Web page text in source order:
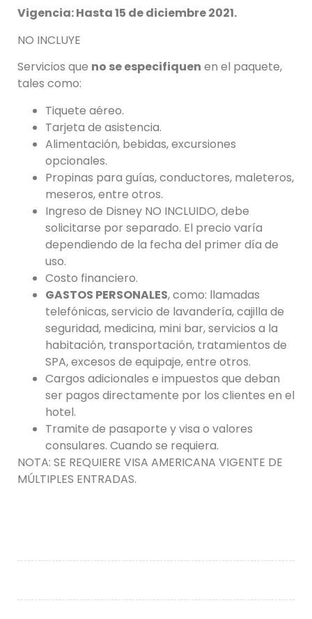
Vigencia: Hasta 15 de diciembre 2021.
NO INCLUYE
Servicios que no se especifiquen en el paquete,
tales como:
Tiquete aéreo.
Tarjeta de asistencia.
Alimentación, bebidas, excursiones
opcionales.
Propinas para guías, conductores, maleteros,
meseros, entre otros.
Ingreso de Disney NO INCLUIDO, debe
solicitarse por separado. El precio varía
dependiendo de la fecha del primer día de
uso.
Costo financiero.
GASTOS PERSONALES, como: llamadas
telefónicas, servicio de lavandería, cajilla de
seguridad, medicina, mini bar, servicios a la
habitación, transportación, tratamientos de
SPA, excesos de equipaje, entre otros.
Cargos adicionales e impuestos que deban
ser pagos directamente por los clientes en el
hotel.
Tramite de pasaporte y visa o valores
consulares. Cuando se requiera.
NOTA: SE REQUIERE VISA AMERICANA VIGENTE DE
MÚLTIPLES ENTRADAS.